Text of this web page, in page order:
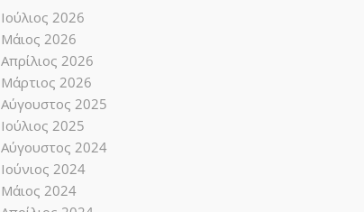
Ιούλιος 2026
Μάιος 2026
Απρίλιος 2026
Μάρτιος 2026
Αύγουστος 2025
Ιούλιος 2025
Αύγουστος 2024
Ιούνιος 2024
Μάιος 2024